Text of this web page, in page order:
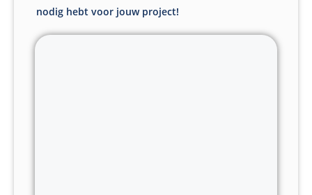
nodig hebt voor jouw project!